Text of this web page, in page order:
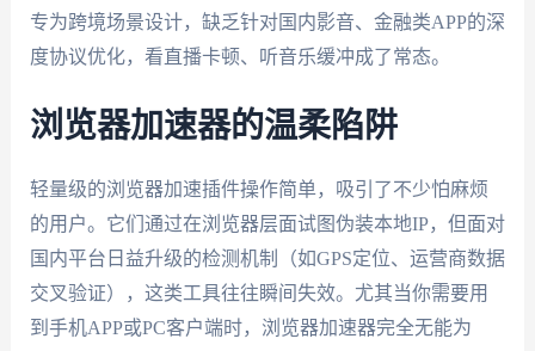
专为跨境场景设计，缺乏针对国内影音、金融类APP的深
度协议优化，看直播卡顿、听音乐缓冲成了常态。
浏览器加速器的温柔陷阱
轻量级的浏览器加速插件操作简单，吸引了不少怕麻烦
的用户。它们通过在浏览器层面试图伪装本地IP，但面对
国内平台日益升级的检测机制（如GPS定位、运营商数据
交叉验证），这类工具往往瞬间失效。尤其当你需要用
到手机APP或PC客户端时，浏览器加速器完全无能为